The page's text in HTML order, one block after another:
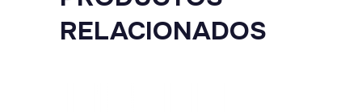
RELACIONADOS